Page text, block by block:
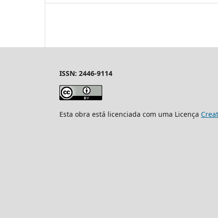
ISSN: 2446-9114
Esta obra está licenciada com uma Licença